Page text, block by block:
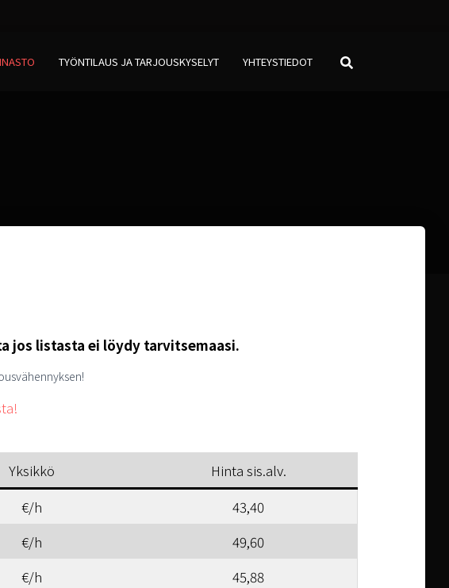
TYÖNTILAUS JA TARJOUSKYSELYT YHTEYSTIEDOT
jos listasta ei löydy tarvitsemaasi.
Yksikkö
Hinta sis.alv.
€/h
43,40
€/h
49,60
€/h
45,88